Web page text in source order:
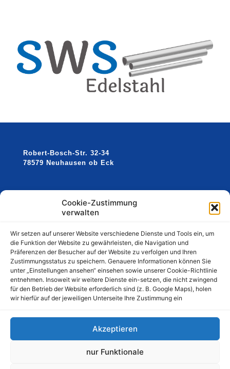
Cookie-Zustimmung
verwalten
Wir setzen auf unserer Website verschiedene Dienste und Tools ein, um
die Funktion der Website zu gewährleisten, die Navigation und
Präferenzen der Besucher auf der Website zu verfolgen und Ihren
Zustimmungsstatus zu speichern. Genauere Informationen können Sie
unter „Einstellungen ansehen“ einsehen sowie unserer Cookie-Richtlinie
entnehmen. Insoweit wir weitere Dienste ein-setzen, die nicht zwingend
für den Betrieb der Website erforderlich sind (z. B. Google Maps), holen
wir hierfür auf der jeweiligen Unterseite Ihre Zustimmung ein
Akzeptieren
nur Funktionale
Robert-Bosch-Str. 32-34
78579 Neuhausen ob Eck
Web:www.sw-stahl.de
AGB
Impressum
Datenschutzerklärung